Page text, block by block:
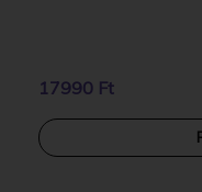
17990 Ft